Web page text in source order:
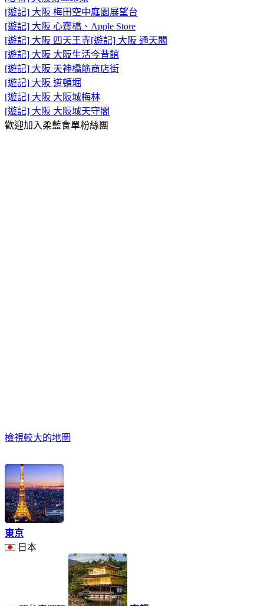
[遊記] 大阪 梅田空中庭園展望台
[遊記] 大阪 心齋橋、Apple Store
[遊記] 大阪 四天王寺[遊記] 大阪 通天閣
[遊記] 大阪 大阪生活今昔館
[遊記] 大阪 天神橋筋商店街
[遊記] 大阪 道頓堀
[遊記] 大阪 大阪城梅林
[遊記] 大阪 大阪城天守閣
歡迎加入柔藍食單粉絲團
檢視較大的地圖
東京
日本